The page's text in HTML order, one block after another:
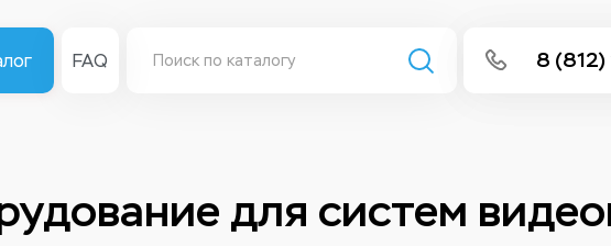
FAQ 8 (812)
для систем